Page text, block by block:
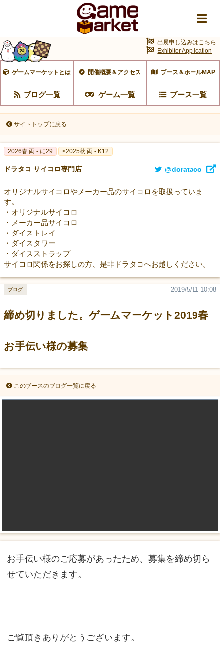
ゲームマーケットとは 開催概要＆アクセス ブース＆ホールMAP
ブログ一覧 ゲーム一覧 ブース一覧
出展申し込みはこちら
Exhibitor Application
サイトトップに戻る
2026春 両 - に29 <2025秋 両 - K12
ドラタコ サイコロ専門店 @dorataco
オリジナルサイコロやメーカー品のサイコロを取扱っていま
す。
・オリジナルサイコロ
・メーカー品サイコロ
・ダイストレイ
・ダイスタワー
・ダイスストラップ
サイコロ関係をお探しの方、是非ドラタコへお越しください。
締め切りました。ゲームマーケット2019春
お手伝い様の募集
2019/5/11 10:08
ブログ
このブースのブログ一覧に戻る
お手伝い様のご応募があったため、募集を締め切ら
せていただきます。
ご覧頂きありがとうございます。